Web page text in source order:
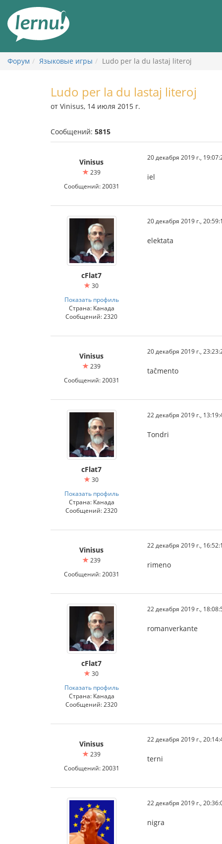
содержанию
Форум Языковые игры Ludo per la du lastaj literoj
Ludo per la du lastaj literoj
от Vinisus, 14 июля 2015 г.
Сообщений: 5815
Vinisus
239
Сообщений: 20031
20 декабря 2019 г.,
iel
cFlat7
30
Показать профиль
Страна: Канада
Сообщений: 2320
20 декабря 2019 г.,
elektata
Vinisus
239
Сообщений: 20031
20 декабря 2019 г.,
taĉmento
cFlat7
30
Показать профиль
Страна: Канада
Сообщений: 2320
22 декабря 2019 г.,
Tondri
Vinisus
239
Сообщений: 20031
22 декабря 2019 г.,
rimeno
cFlat7
30
Показать профиль
Страна: Канада
Сообщений: 2320
22 декабря 2019 г.,
romanverkante
Vinisus
239
Сообщений: 20031
22 декабря 2019 г.,
terni
22 декабря 2019 г.,
nigra